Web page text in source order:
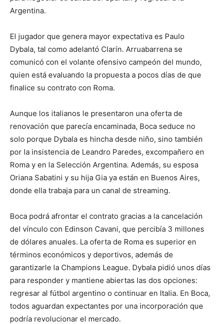
Argentina.
El jugador que genera mayor expectativa es Paulo
Dybala, tal como adelantó Clarín. Arruabarrena se
comunicó con el volante ofensivo campeón del mundo,
quien está evaluando la propuesta a pocos días de que
finalice su contrato con Roma.
Aunque los italianos le presentaron una oferta de
renovación que parecía encaminada, Boca seduce no
solo porque Dybala es hincha desde niño, sino también
por la insistencia de Leandro Paredes, excompañero en
Roma y en la Selección Argentina. Además, su esposa
Oriana Sabatini y su hija Gia ya están en Buenos Aires,
donde ella trabaja para un canal de streaming.
Boca podrá afrontar el contrato gracias a la cancelación
del vínculo con Edinson Cavani, que percibía 3 millones
de dólares anuales. La oferta de Roma es superior en
términos económicos y deportivos, además de
garantizarle la Champions League. Dybala pidió unos días
para responder y mantiene abiertas las dos opciones:
regresar al fútbol argentino o continuar en Italia. En Boca,
todos aguardan expectantes por una incorporación que
podría revolucionar el mercado.